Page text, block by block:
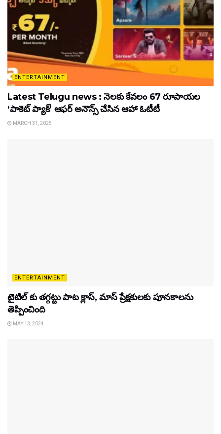
ENTERTAINMENT
Latest Telugu news : నెలకు కేవలం 67 రూపాయల
‘పాకెట్ ప్యాక్’ ఆఫర్ అనౌన్స్ చేసిన ఆహా ఓటీటీ
MARCH 31, 2025
ENTERTAINMENT
టైటిల్‌ కు తగ్గట్టు పాట క్లాస్, మాస్ ప్రేక్షకులకు పూనకాలను
తెప్పించింది
MAY 13, 2024